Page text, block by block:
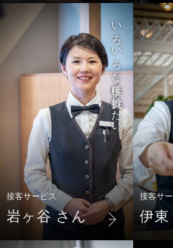
いろいろな仕事に挑戦したい
接客サービス
岩ヶ谷 さん
接客サ
伊東